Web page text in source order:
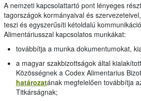
A nemzeti kapcsolattartó pont lényeges
tagországok kormányaival és
teszi és egyszerűsíti kétoldalú
Alimentáriusszal kapcsolatos munkákat:
továbbítja a munka dokumentumokat,
a magyar szakbizottságok által
Közösségnek a Codex Alimentarius
határozatának megfelelően továbbítja
Titkárságnak;